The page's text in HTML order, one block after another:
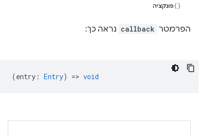
פונקציה
הפרמטר callback נראה כך:
(entry : Entry) => void